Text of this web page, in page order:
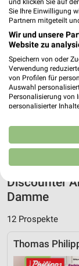
Discounter
Damme
12 Prospekte
Thomas
Sie Ihre Einwilligung
Partnern mitgeteilt
Wir und unsere
Website zu
Speichern von oder
Verwendung
von Profilen für
Auswahl
Personalisierung von
personalisierter
Kombinationen von
Verbesserung der
von Inhalten.
Daten können
Website/App.
Partnerliste
Wir nutzen Ihre Daten
Speichern von
auf einem